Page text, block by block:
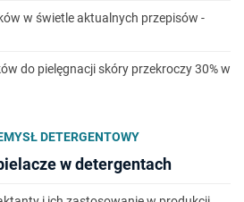
w świetle aktualnych przepisów -
do pielęgnacji skóry przekroczy 30% w
DETERGENTOWY
w detergentach